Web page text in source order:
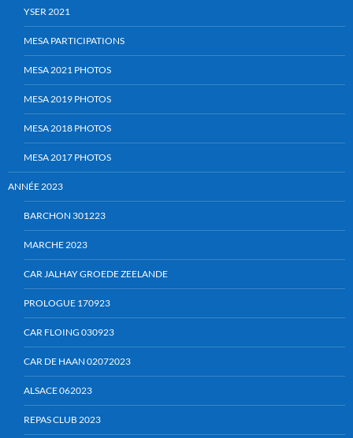
YSER 2021
MESA PARTICIPATIONS
MESA 2021 PHOTOS
MESA 2019 PHOTOS
MESA 2018 PHOTOS
MESA 2017 PHOTOS
ANNÉE 2023
BARCHON 301223
MARCHE 2023
CAR JALHAY GROEDE ZEELANDE
PROLOGUE 170923
CAR FLOING 030923
CAR DE HAAN 02072023
ALSACE 062023
REPAS CLUB 2023